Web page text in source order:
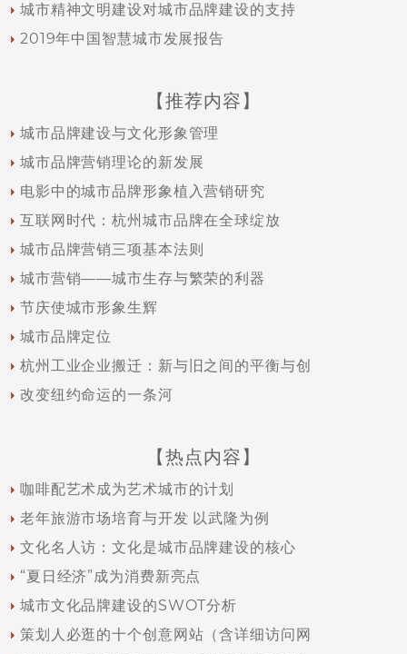
城市精神文明建设对城市品牌建设的支持
2019年中国智慧城市发展报告
【推荐内容】
城市品牌建设与文化形象管理
城市品牌营销理论的新发展
电影中的城市品牌形象植入营销研究
互联网时代：杭州城市品牌在全球绽放
城市品牌营销三项基本法则
城市营销——城市生存与繁荣的利器
节庆使城市形象生辉
城市品牌定位
杭州工业企业搬迁：新与旧之间的平衡与创
改变纽约命运的一条河
【热点内容】
咖啡配艺术成为艺术城市的计划
老年旅游市场培育与开发 以武隆为例
文化名人访：文化是城市品牌建设的核心
“夏日经济”成为消费新亮点
城市文化品牌建设的SWOT分析
策划人必逛的十个创意网站（含详细访问网